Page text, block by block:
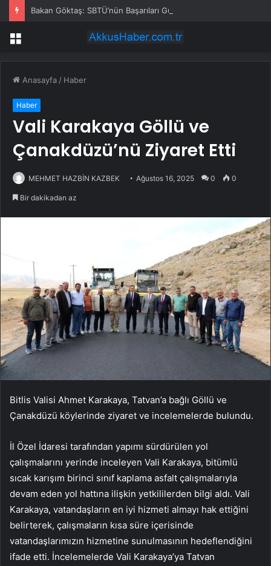
Bakan Göktaş: SBTÜ’nün Başarıları Gurur Verici
Menü
Anasayfa / Haber
Haber
Vali Karakaya Göllü ve
Çanakdüzü’nü Ziyaret Etti
MEHMET HAZBİN KAZBEK Ağustos 16, 2025 0 0
Bir dakikadan az
Bitlis Valisi Ahmet Karakaya, Tatvan’a bağlı Göllü ve
Çanakdüzü köylerinde ziyaret ve incelemelerde bulundu.
İl Özel İdaresi tarafından yapımı sürdürülen yol
çalışmalarını yerinde inceleyen Vali Karakaya, bitümlü
sıcak karışım birinci sınıf kaplama asfalt çalışmalarıyla
devam eden yol hattına ilişkin yetkililerden bilgi aldı. Vali
Karakaya, vatandaşların en iyi hizmeti almayı hak ettiğini
belirterek, çalışmaların kısa süre içerisinde
vatandaşlarımızın hizmetine sunulmasının hedeflendiğini
ifade etti. İncelemelerde Vali Karakaya’ya Tatvan